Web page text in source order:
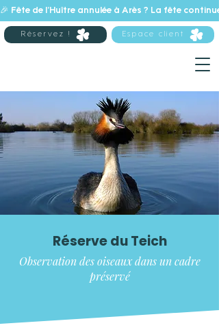
🎉 Fête de l’Huître annulée à Arès ? La fête
Réservez ! Espace client
Réserve du Teich
Observation des oiseaux dans un cadre
préservé